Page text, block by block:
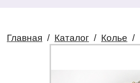
Главная / Каталог / Колье /